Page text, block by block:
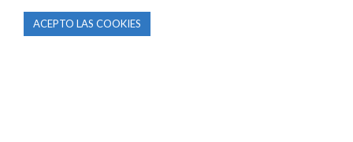
Tasamos tu moto
Contacto
ACEPTO LAS COOKIES